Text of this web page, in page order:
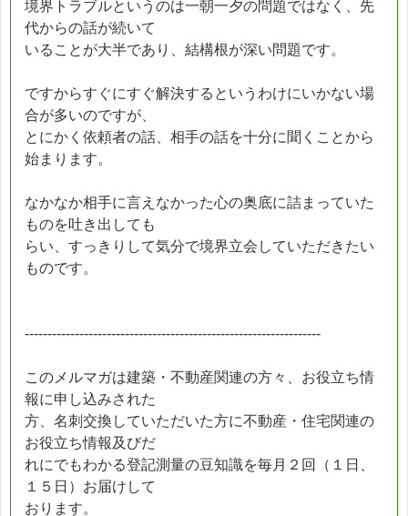
境界トラブルというのは一朝一夕の問題ではなく、先
代からの話が続いて
いることが大半であり、結構根が深い問題です。
ですからすぐにすぐ解決するというわけにいかない場
合が多いのですが、
とにかく依頼者の話、相手の話を十分に聞くことから
始まります。
なかなか相手に言えなかった心の奥底に詰まっていた
ものを吐き出しても
らい、すっきりして気分で境界立会していただきたい
ものです。
-----------------------------------------------------------------
このメルマガは建築・不動産関連の方々、お役立ち情
報に申し込みされた
方、名刺交換していただいた方に不動産・住宅関連の
お役立ち情報及びだ
れにでもわかる登記測量の豆知識を毎月２回（１日、
１５日）お届けして
おります。